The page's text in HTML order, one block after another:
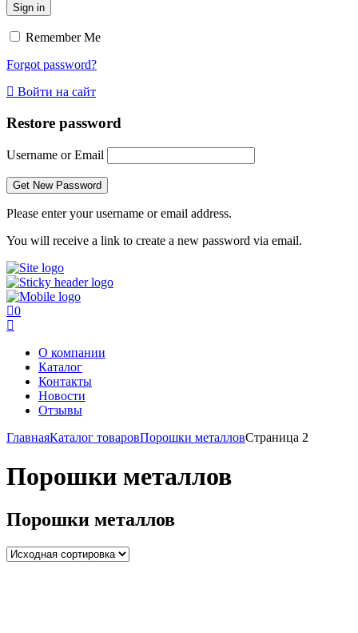
Sign in
Remember Me
Forgot password?
Войти на сайт
Restore password
Username or Email
Please enter your username or email address.
You will receive a link to create a new password via email.
0
О компании
Каталог
Контакты
Новости
Отзывы
ГлавнаяКаталог товаровПорошки металловСтраница 2
Порошки металлов
Порошки металлов